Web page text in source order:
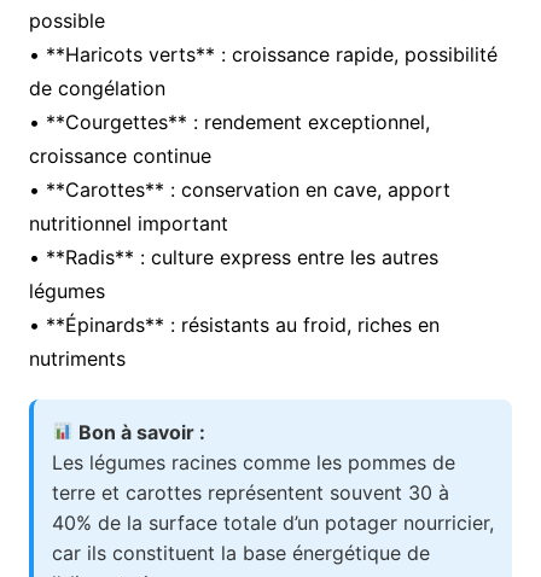
possible
• **Haricots verts** : croissance rapide, possibilité
de congélation
• **Courgettes** : rendement exceptionnel,
croissance continue
• **Carottes** : conservation en cave, apport
nutritionnel important
• **Radis** : culture express entre les autres
légumes
• **Épinards** : résistants au froid, riches en
nutriments
Bon à savoir :
Les légumes racines comme les pommes de
terre et carottes représentent souvent 30 à
40% de la surface totale d’un potager nourricier,
car ils constituent la base énergétique de